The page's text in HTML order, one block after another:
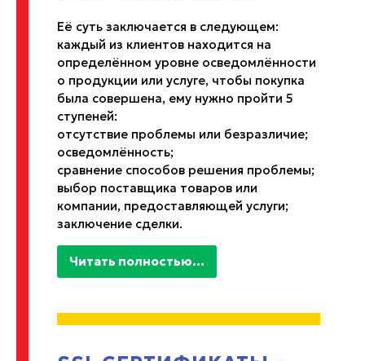
Её суть заключается в следующем:
каждый из клиентов находится на
определённом уровне осведомлённости
о продукции или услуге, чтобы покупка
была совершена, ему нужно пройти 5
ступеней:
отсутствие проблемы или безразличие;
осведомлённость;
сравнение способов решения проблемы;
выбор поставщика товаров или
компании, предоставляющей услуги;
заключение сделки.
Читать полностью...